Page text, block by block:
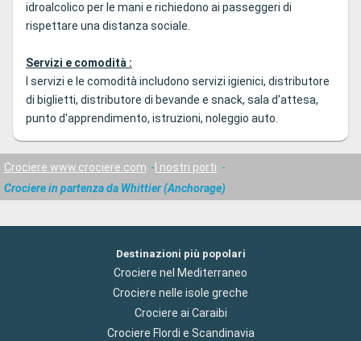
idroalcolico per le mani e richiedono ai passeggeri di
rispettare una distanza sociale.
Servizi e comodità :
I servizi e le comodità includono servizi igienici, distributore
di biglietti, distributore di bevande e snack, sala d'attesa,
punto d'apprendimento, istruzioni, noleggio auto.
Crociere www.crociere.com
I nostri porti
Crociere in partenza da Whittier (Anchorage)
Destinazioni più popolari
Crociere nel Mediterraneo
Crociere nelle isole greche
Crociere ai Caraibi
Crociere Flordi e Scandinavia